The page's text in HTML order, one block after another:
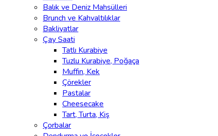
Balık ve Deniz Mahsülleri
Brunch ve Kahvaltılıklar
Bakliyatlar
Çay Saati
Tatlı Kurabiye
Tuzlu Kurabiye, Poğaça
Muffin, Kek
Çörekler
Pastalar
Cheesecake
Tart, Turta, Kiş
Çorbalar